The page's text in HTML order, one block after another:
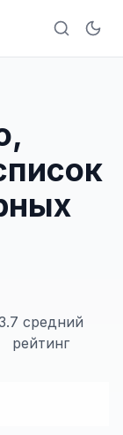
средний
рейтинг